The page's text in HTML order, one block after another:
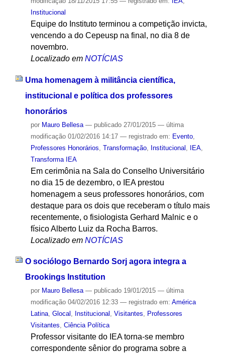
Institucional
Equipe do Instituto terminou a competição invicta,
vencendo a do Cepeusp na final, no dia 8 de
novembro.
Localizado em NOTÍCIAS
Uma homenagem à militância científica,
institucional e política dos professores
honorários
por Mauro Bellesa — publicado27/01/2015 — última
modificação01/02/2016 14:17 — registrado em: Evento,
Professores Honorários Transformação, Institucional IEA,
Transforma IEA
Em cerimônia na Sala do Conselho Universitário
no dia 15 de dezembro, o IEA prestou
homenagem a seus professores honorários, com
destaque para os dois que receberam o título mais
recentemente, o fisiologista Gerhard Malnic e o
físico Alberto Luiz da Rocha Barros.
Localizado em NOTÍCIAS
O sociólogo Bernardo Sorj agora integra a
Brookings Institution
por Mauro Bellesa — publicado19/01/2015 — última
modificação04/02/2016 12:33 — registrado em: América
Latina, Glocal , Institucional , Visitantes, Professores
Visitantes, Ciência Política
Professor visitante do IEA torna-se membro
correspondente sênior do programa sobre a